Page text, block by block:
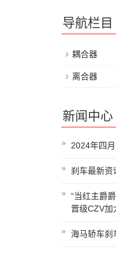
导航栏目
耦合器
离合器
新闻中心
2024年四
刹车最新资
“当红主爵
晋级CZV加
海马轿车刹